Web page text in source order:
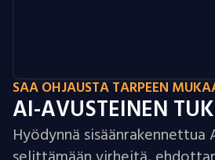
SAA OHJAUSTA TARPEEN
AI-AVUSTEINEN
Hyödynnä sisäänrakennettua